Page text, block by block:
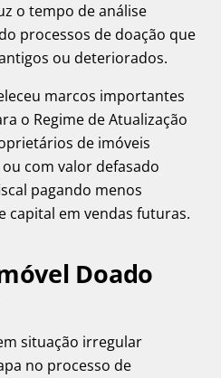
o tempo de análise
processos de doação que
ou deteriorados.
marcos importantes
o Regime de Atualização
de imóveis
com valor defasado
pagando menos
capital em vendas futuras.
Doado
situação irregular
no processo de